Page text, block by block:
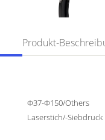
Produkt-
Φ37-Φ150/Others
Laserstich/-Siebdruck